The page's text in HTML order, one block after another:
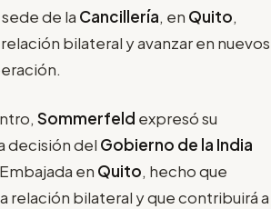
sede de la Cancillería, en Quito,
bilateral y avanzar en nuevos
Sommerfeld expresó su
decisión del Gobierno de la India
en Quito, hecho que
relación bilateral y que contribuirá a